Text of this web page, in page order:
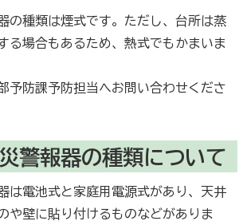
の種類は煙式です。ただし、台所は蒸
る場合もあるため、熱式でもかまいま
予防課予防担当へお問い合わせくださ
警報器の種類について
は電池式と家庭用電源式があり、天井
や壁に貼り付けるものなどがありま